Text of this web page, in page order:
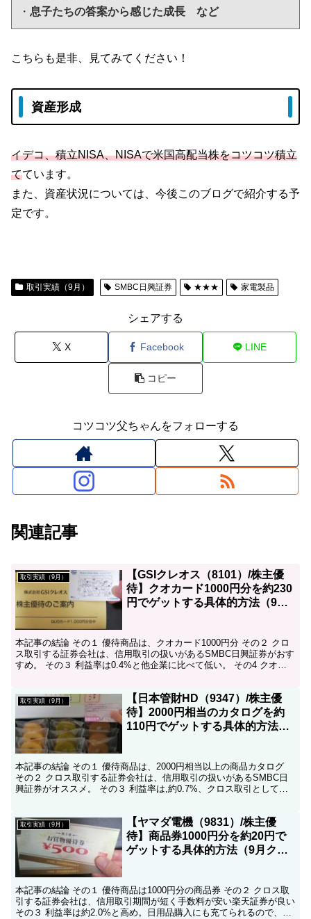
・ 息子たちの答案から感じた成長　など
こちらも是非、見てみてください！
資産形成
イデコ、積立NISA、NISAで米国高配当株をコツコツ積立
てています。
また、資産状況については、今後このブログで紹介する予
定です。
取引実績（9月） SMBC日興証券 ★★★ 家電製品
シェアする
X Facebook LINE
コピー
コツコツ父ちゃんをフォローする
関連記事
取引実績（9月）
【GSIクレオス（8101）/株主優
待】クオカード1000円分を約230
円でゲットする具体的方法（9月
本記事の結論 その１ 優待商品は、クオカード1000円分 その２ クロ
ス取引する証券会社は、信用取引の扱いがあるSMBC日興証券がおす
すめ。 その３ 利益率は0.4%と他企業に比べて低い。 その4 クオカ
取引実績（9月）
【日本管財HD（9347）/株主優
待】2000円相当のカタログを約
110円でゲットする具体的方法
本記事の結論 その１ 優待商品は、2000円相当以上の商品カタログ
その２ クロス取引する証券会社は、信用取引の扱いがあるSMBC日
興証券がオススメ。 その３ 利益率は,約0.7%、クロス取引としては
取引実績（9月）
【ヤマダ電機（9831）/株主優
待】商品券1000円分を約20円で
ゲットする具体的方法（9月クロ
本記事の結論 その１ 優待商品は1000円分の商品券 その２ クロス取
引する証券会社は、信用取引期間が短く手数料が安い楽天証券が良い
その３ 利益率は約2.0%と高め。日用品購入にも充てられるので、使